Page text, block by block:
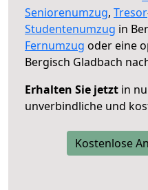
Seniorenumzug, Tresor
Studentenumzug in
Fernumzug oder eine
Bergisch Gladbach
Erhalten Sie jetzt in
unverbindliche und
Kostenlose